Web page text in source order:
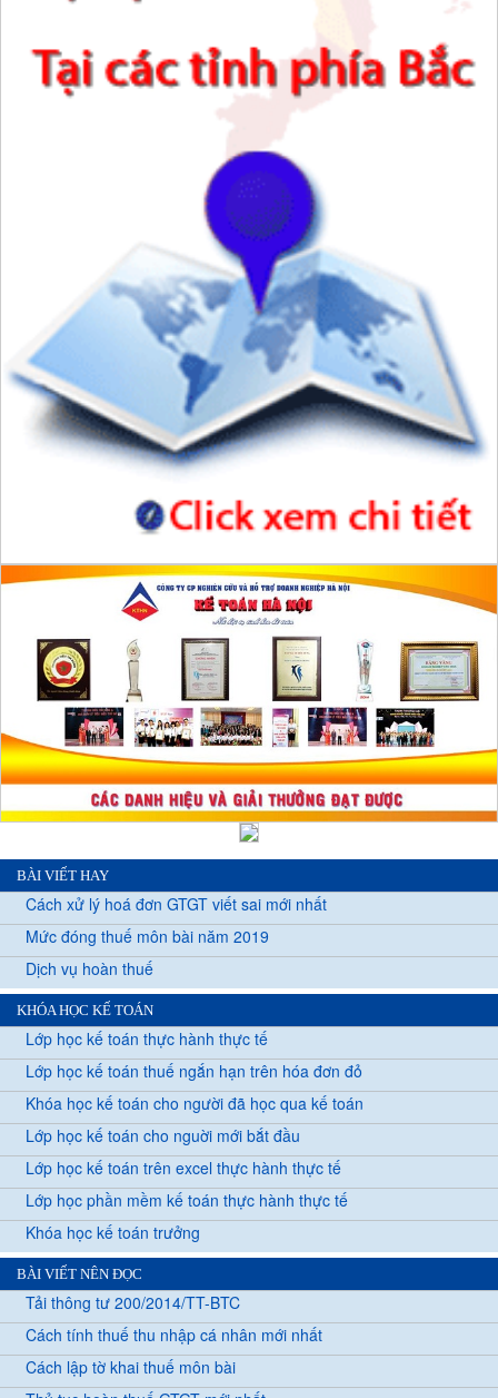
BÀI VIẾT HAY
Cách xử lý hoá đơn GTGT viết sai mới nhất
Mức đóng thuế môn bài năm 2019
Dịch vụ hoàn thuế
KHÓA HỌC KẾ TOÁN
Lớp học kế toán thực hành thực tế
Lớp học kế toán thuế ngắn hạn trên hóa đơn đỏ
Khóa học kế toán cho người đã học qua kế toán
Lớp học kế toán cho nguời mới bắt đầu
Lớp học kế toán trên excel thực hành thực tế
Lớp học phần mềm kế toán thực hành thực tế
Khóa học kế toán trưởng
BÀI VIẾT NÊN ĐỌC
Tải thông tư 200/2014/TT-BTC
Cách tính thuế thu nhập cá nhân mới nhất
Cách lập tờ khai thuế môn bài